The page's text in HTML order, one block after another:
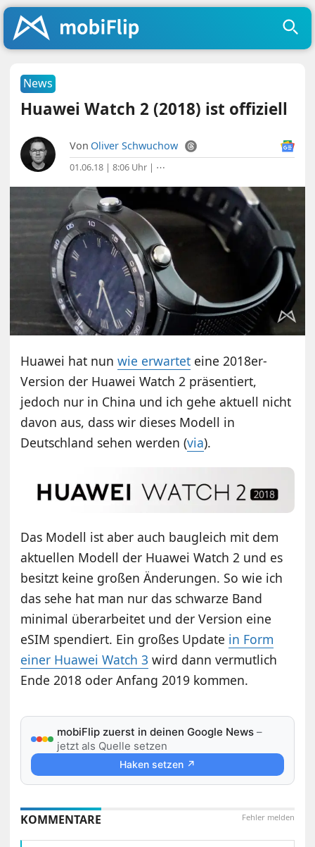
News
Huawei Watch 2 (2018) ist offiziell
Von Oliver Schwuchow
01.06.18 | 8:06 Uhr | ⋯
Huawei hat nunwie erwartet eine 2018er-
Version der Huawei Watch 2 präsentiert,
jedoch nur in China und ich gehe aktuell nicht
davon aus, dass wir dieses Modell in
Deutschland sehen werden (via).
Das Modell ist aber auch baugleich mit dem
aktuellen Modell der Huawei Watch 2 und es
besitzt keine großen Änderungen. So wie ich
das sehe hat man nur das schwarze Band
minimal überarbeitet und der Version eine
eSIM spendiert. Ein großes Update in Form
einer Huawei Watch 3 wird dann vermutlich
Ende 2018 oder Anfang 2019 kommen.
mobiFlip zuerst in deinen Google News –
jetzt als Quelle setzen
Haken setzen ↗
Fehler melden
KOMMENTARE